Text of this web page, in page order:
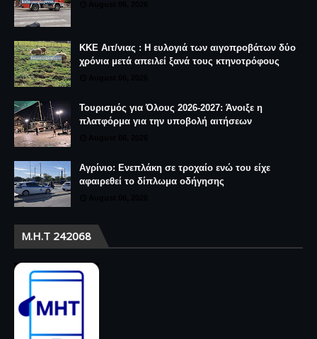
ΚΚΕ Αιτ/νιας : Η ευλογιά των αιγοπροβάτων δύο
χρόνια μετά απειλεί ξανά τους κτηνοτρόφους
Τουρισμός για Όλους 2026-2027: Άνοιξε η
πλατφόρμα για την υποβολή αιτήσεων
Αγρίνιο: Ενεπλάκη σε τροχαίο ενώ του είχε
αφαιρεθεί το δίπλωμα οδήγησης
Μ.Η.Τ 242068